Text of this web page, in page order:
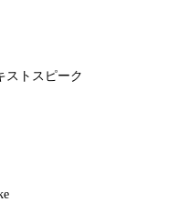
ストスピーク